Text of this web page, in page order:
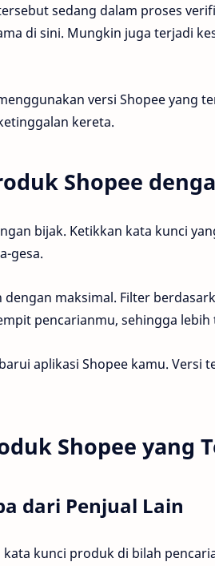
sedang dalam proses
di sini. Mungkin juga terjadi
versi Shopee yang
kereta.
Shopee
bijak. Ketikkan kata kunci
gesa.
maksimal. Filter
pencarianmu, sehingga
aplikasi Shopee kamu.
Shopee yang
dari Penjual Lain
kunci produk di bilah